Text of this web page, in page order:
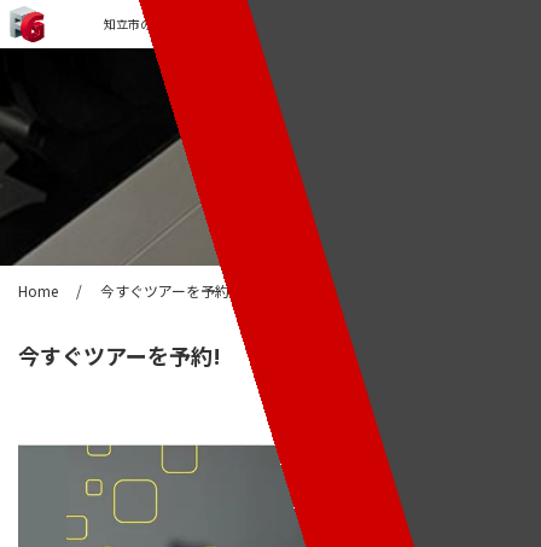
知立市のジム・パーソナルトレーニングなら「FORCE GYM」
ブログ
Home / 今すぐツアーを予約!
今すぐツアーを予約!